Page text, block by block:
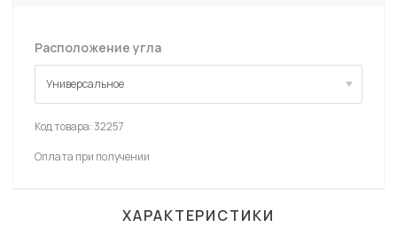
Расположение угла
Универсальное
Универсальное
Код товара:32257
Оплата при получении
ХАРАКТЕРИСТИКИ